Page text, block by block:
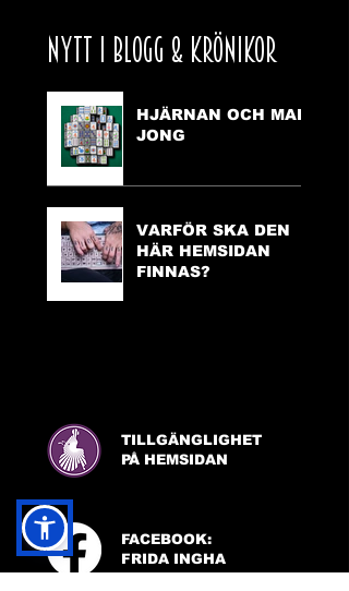
NYTT I BLOGG & KRÖNIKOR
HJÄRNAN OCH MAH
JONG
VARFÖR SKA DEN
HÄR HEMSIDAN
FINNAS?
TILLGÄNGLIGHET
PÅ HEMSIDAN
FACEBOOK:
FRIDA INGHA